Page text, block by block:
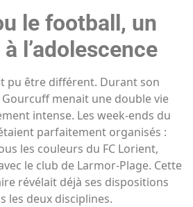
le football, un
l’adolescence
pu être différent. Durant son
Gourcuff menait une double vie
intense. Les week-ends du
parfaitement organisés :
les couleurs du FC Lorient,
le club de Larmor-Plage. Cette
révélait déjà ses dispositions
les deux disciplines.